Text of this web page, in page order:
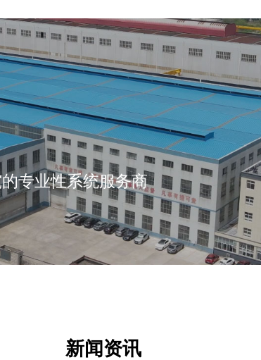
专业性系统服务商
新闻资讯